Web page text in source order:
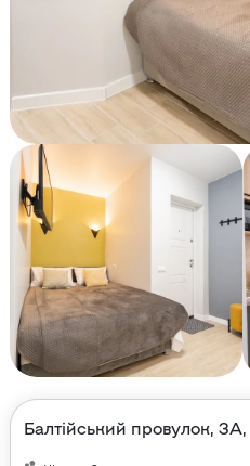
Балтійський провулок, 3А,